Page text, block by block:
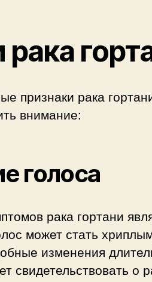
признаки рака
внимание:
голоса
рака гортани
может стать
изменения
свидетельствовать о